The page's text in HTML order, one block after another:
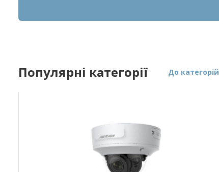
Популярні категорії До категорій